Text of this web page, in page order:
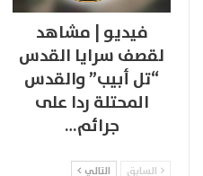
فيديو | مشاهد
لقصف سرايا القدس
“تل أبيب” والقدس
المحتلة ردا على
جرائم…
السابق التالي